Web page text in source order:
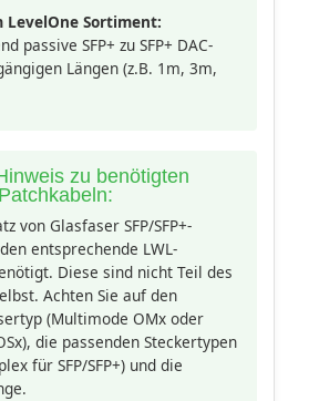
LevelOne Sortiment:
passive SFP+ zu SFP+ DAC-
Längen (z.B. 1m, 3m,
zu benötigten
von Glasfaser SFP/SFP+-
entsprechende LWL-
Diese sind nicht Teil des
Achten Sie auf den
(Multimode OMx oder
die passenden Steckertypen
für SFP/SFP+) und die